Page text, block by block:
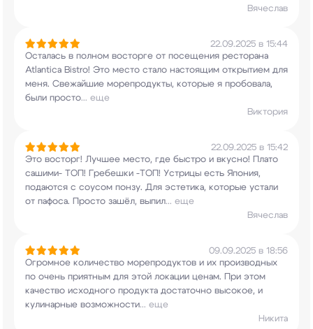
Вячеслав
22.09.2025 в 15:44
Осталась в полном восторге от посещения ресторана
Atlantica Bistro! Это место стало настоящим открытием для
меня. Свежайшие морепродукты, которые я пробовала,
были просто... еще
Виктория
22.09.2025 в 15:42
Это восторг! Лучшее место, где быстро и вкусно! Плато
сашими- ТОП! Гребешки -ТОП! Устрицы есть Япония,
подаются с соусом понзу. Для эстетика, которые устали
от пафоса. Просто зашёл, выпил... еще
Вячеслав
09.09.2025 в 18:56
Огромное количество морепродуктов и их производных
по очень приятным для этой локации ценам. При этом
качество исходного продукта достаточно высокое, и
кулинарные возможности... еще
Никита